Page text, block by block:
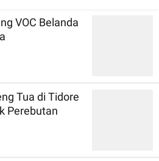
VOC Belanda
Tua di Tidore
Perebutan